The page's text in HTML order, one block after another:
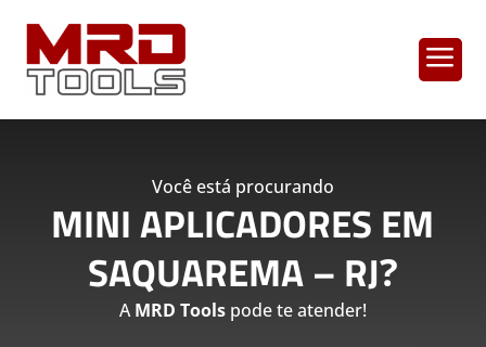
a
Você está procurando
MINI APLICADORES EM
SAQUAREMA – RJ?
AMRD Toolspode te atender!